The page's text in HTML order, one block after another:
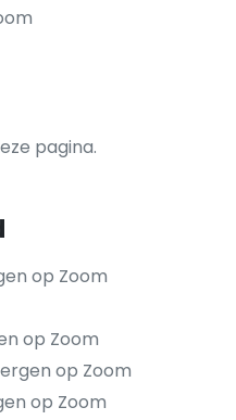
pagina.
op Zoom
op Zoom
op Zoom
op Zoom